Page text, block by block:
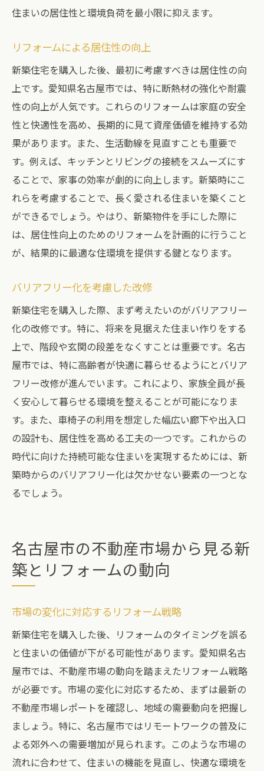
住まいの居住性と環境負荷を最小限に抑えます。
リフォームによる居住性の向上
新築住宅を購入した後、最初に考慮すべきは居住性の向
上です。愛知県名古屋市では、特に断熱材の強化や耐震
性の向上が人気です。これらのリフォームは家庭の安全
性と快適性を高め、長期的に見て資産価値を維持する効
果があります。また、生活動線を見直すことも重要で
す。例えば、キッチンとリビングの接続をスムーズにす
ることで、家事の効率が劇的に向上します。新築時にこ
れらを考慮することで、長く愛される住まいを築くこと
ができるでしょう。やはり、新築物件を手にした際に
は、居住性向上のためのリフォームを計画的に行うこと
が、結果的に最適な住環境を提供する鍵となります。
バリアフリー化を考慮した改修
新築住宅を購入した際、まず考えたいのがバリアフリー
化の改修です。特に、将来を見据えた住まい作りをする
上で、階段や玄関の段差をなくすことは重要です。名古
屋市では、特に高齢者が快適に暮らせるようにとバリア
フリー改修が進んでいます。これにより、家族全員が長
く安心して暮らせる環境を整えることが可能になりま
す。また、車椅子の利用を想定した幅広い廊下や出入口
の設計も、居住性を高める工夫の一つです。これからの
時代に向けた持続可能な住まいを実現するためには、新
築時からのバリアフリー化は欠かせない要素の一つとな
るでしょう。
名古屋市の不動産市場から見る新
築とリフォームの動向
市場の変化に対応するリフォーム戦略
新築住宅を購入した後、リフォームのタイミングを誤る
と住まいの価値が下がる可能性があります。愛知県名古
屋市では、不動産市場の動向を踏まえたリフォーム戦略
が必要です。市場の変化に対応するため、まずは最新の
不動産市場レポートを確認し、地域の需要動向を把握し
ましょう。特に、名古屋市ではリモートワークの普及に
よる郊外への需要増加が見られます。このような市場の
流れに合わせて、住まいの機能を見直し、快適な環境を